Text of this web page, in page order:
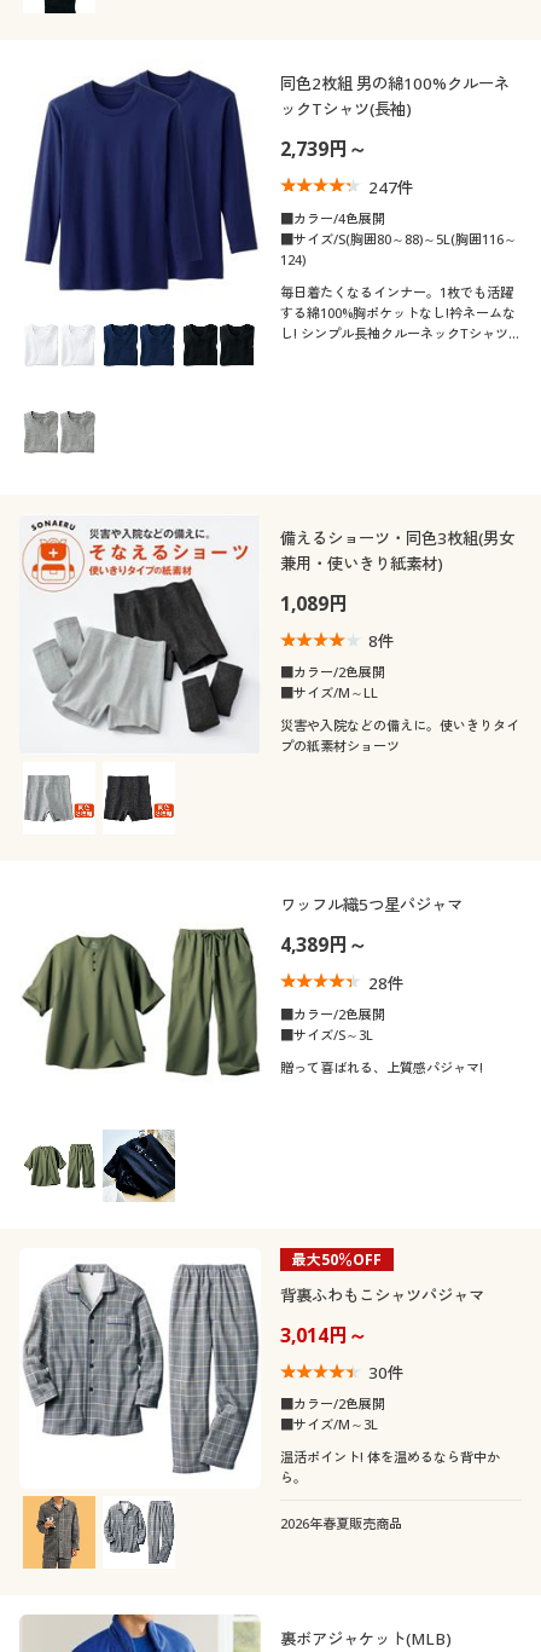
同色2枚組 男の綿100%クルーネ
ックTシャツ(長袖)
2,739円～
247件
■カラー/4色展開
■サイズ/S(胸囲80～88)～5L(胸囲116～
124)
毎日着たくなるインナー。1枚でも活躍
する綿100%胸ポケットなし!衿ネームな
し! シンプル長袖クルーネックTシャツ
備えるショーツ・同色3枚組(男女
兼用・使いきり紙素材)
1,089円
8件
■カラー/2色展開
■サイズ/M～LL
災害や入院などの備えに。使いきりタイ
プの紙素材ショーツ
ワッフル織5つ星パジャマ
4,389円～
28件
■カラー/2色展開
■サイズ/S～3L
贈って喜ばれる、上質感パジャマ!
最大50％OFF
背裏ふわもこシャツパジャマ
3,014円～
30件
■カラー/2色展開
■サイズ/M～3L
温活ポイント! 体を温めるなら背中か
ら。
2026年春夏販売商品
裏ボアジャケット(MLB)